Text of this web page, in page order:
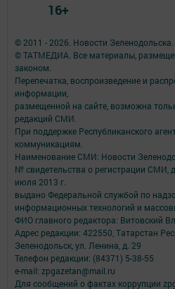
© 2011 - 2026. Новости
© ТАТМЕДИА. Все материалы,
законом.
Перепечатка, воспроизведение и
информации,
размещенной на сайте, возможна
редакций СМИ.
При поддержке Республиканского
коммуникациям.
Наименование СМИ: Новости
№ свидетельства о регистрации СМИ,
июля 2013 г.
выдано Федеральной службой по
информационных технологий и
ФИО главного редактора: Витовский
Адрес редакции: 422550, Татарстан
Зеленодольск, ул. Ленина, д. 29
Телефон редакции: (84371) 5-38-55
e-mail: zpgazetan@mail.ru
Для сообщений о фактах коррупции
16+